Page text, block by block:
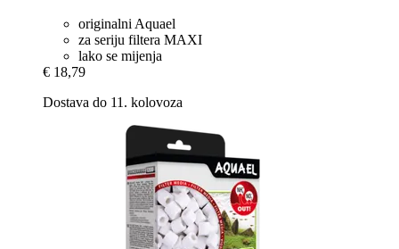
originalni Aquael
za seriju filtera MAXI
lako se mijenja
€ 18,79
Dostava do 11. kolovoza